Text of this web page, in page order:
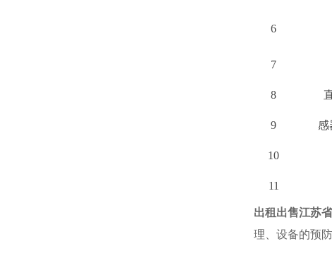
6
7
8
9 感
10
11
出租出售江苏
理、设备的预